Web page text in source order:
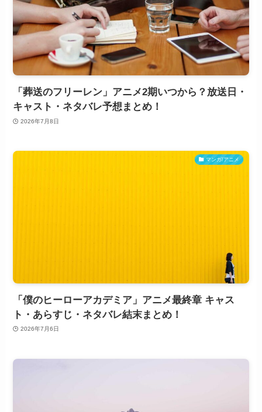
「葬送のフリーレン」アニメ2期いつから？放送日・
キャスト・ネタバレ予想まとめ！
2026年7月8日
マンガ/アニメ
「僕のヒーローアカデミア」アニメ最終章 キャス
ト・あらすじ・ネタバレ結末まとめ！
2026年7月6日